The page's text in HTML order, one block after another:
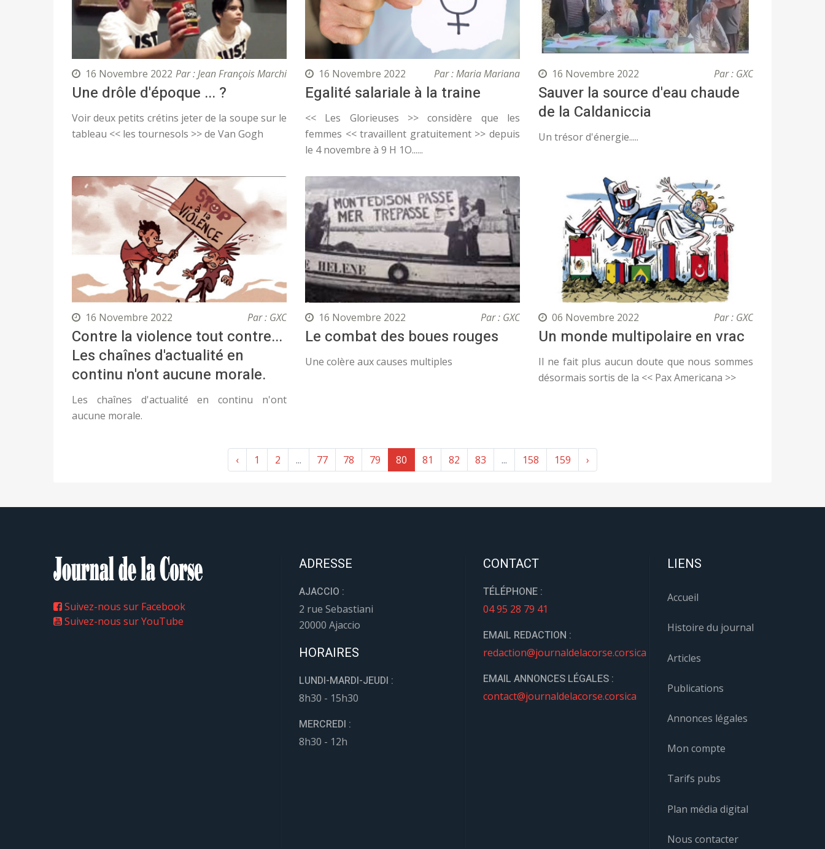
16 Novembre 2022 Par : Jean François Marchi
Une drôle d'époque ... ?
Voir deux petits crétins jeter de la soupe sur le
tableau << les tournesols >> de Van Gogh
16 Novembre 2022 Par : Maria Mariana
Egalité salariale à la traine
<< Les Glorieuses >> considère que les
femmes << travaillent gratuitement >> depuis
le 4 novembre à 9 H 1O......
16 Novembre 2022 Par : GXC
Sauver la source d'eau chaude
de la Caldaniccia
Un trésor d'énergie.....
16 Novembre 2022 Par : GXC
Contre la violence tout contre...
Les chaînes d'actualité en
continu n'ont aucune morale.
Les chaînes d'actualité en continu n'ont
aucune morale.
16 Novembre 2022 Par : GXC
Le combat des boues rouges
Une colère aux causes multiples
06 Novembre 2022 Par : GXC
Un monde multipolaire en vrac
Il ne fait plus aucun doute que nous sommes
désormais sortis de la << Pax Americana >>
‹ 1 2 ... 77 78 79 80 81 82 83 ... 158 159 ›
Suivez-nous sur Facebook
Suivez-nous sur YouTube
ADRESSE
AJACCIO :
2 rue Sebastiani
20000 Ajaccio
HORAIRES
LUNDI-MARDI-JEUDI :
8h30 - 15h30
MERCREDI :
8h30 - 12h
CONTACT
TÉLÉPHONE :
04 95 28 79 41
EMAIL REDACTION :
redaction@journaldelacorse.corsica
EMAIL ANNONCES LÉGALES :
contact@journaldelacorse.corsica
LIENS
Accueil
Histoire du journal
Articles
Publications
Annonces légales
Mon compte
Tarifs pubs
Plan média digital
Nous contacter